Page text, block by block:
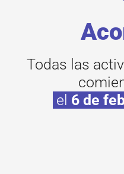
Todas las
el 6 de